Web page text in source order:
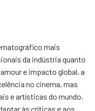
mais
da indústria quanto
e impacto global, a
no cinema, mas
e artísticas do mundo.
às críticas e aos